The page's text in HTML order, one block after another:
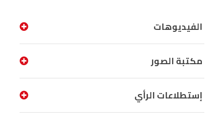
الفيديوهات
مكتبة الصور
إستطلاعات الرأي